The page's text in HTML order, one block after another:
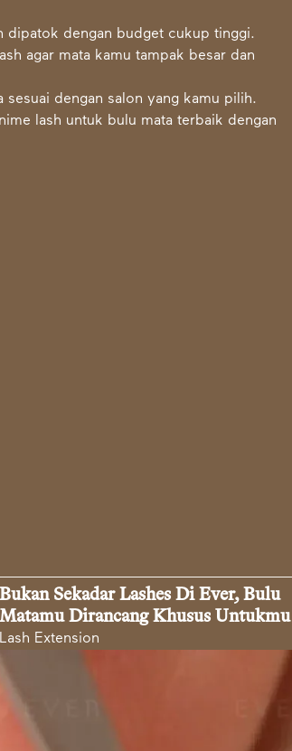
dipatok dengan budget cukup tinggi.
agar mata kamu tampak besar dan
dengan salon yang kamu pilih.
lash untuk bulu mata terbaik dengan
Bukan Sekadar Lashes Di Ever, Bulu
Matamu Dirancang Khusus Untukmu
Lash Extension